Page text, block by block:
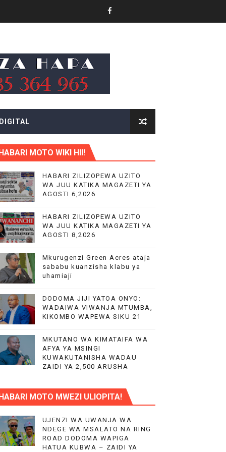
NA UCHUMI TANZANIA
TAIFA
EACOP
88
KAZINI
MOTO WIKI HII!
HABARI ZILIZOPEWA UZITO
WA JUU KATIKA MAGAZETI YA
AGOSTI 6,2026
HABARI ZILIZOPEWA UZITO
WA JUU KATIKA MAGAZETI YA
AGOSTI 8,2026
Mkurugenzi Green Acres ataja
sababu kuanzisha klabu ya
uhamiaji
DODOMA JIJI YATOA ONYO:
WADAIWA VIWANJA MTUMBA,
KIKOMBO WAPEWA SIKU 21
MKUTANO WA KIMATAIFA WA
AFYA YA MSINGI
KUWAKUTANISHA WADAU
ZAIDI YA 2,500 ARUSHA
MOTO MWEZI ULIOPITA!
UJENZI WA UWANJA WA
NDEGE WA MSALATO NA RING
ROAD DODOMA WAPIGA
HATUA KUBWA – ZAIDI YA